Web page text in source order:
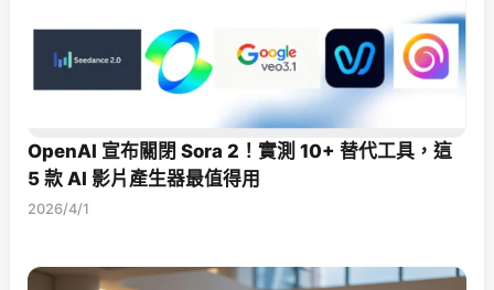
OpenAI 宣布關閉 Sora 2！實測 10+ 替代工具，這
5 款 AI 影片產生器最值得用
2026/4/1